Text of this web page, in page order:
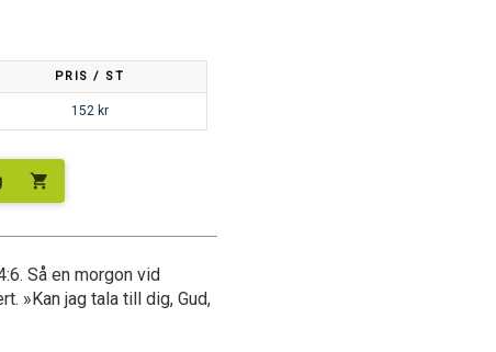
PRIS / ST
152 kr
shopping_cart
Så en morgon vid
»Kan jag tala till dig, Gud,